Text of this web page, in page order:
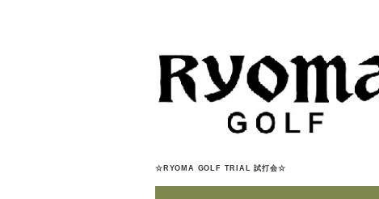
☆RYOMA GOLF TRIAL 試打会☆